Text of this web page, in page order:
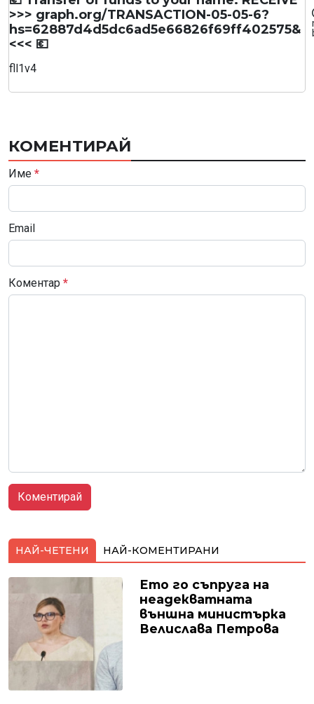
>>> graph.org/TRANSACTION-05-05-6?
hs=62887d4d5dc6ad5e66826f69ff402575&
<<< 💶
fll1v4
КОМЕНТИРАЙ
Име *
Email
Коментар *
НАЙ-ЧЕТЕНИ НАЙ-КОМЕНТИРАНИ
Ето го съпруга на
неадекватната
външна министърка
Велислава Петрова